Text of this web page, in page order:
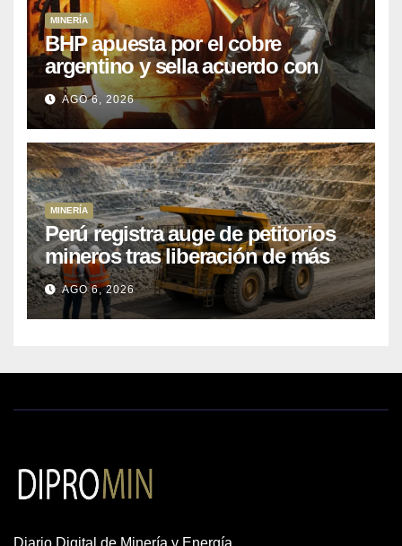
MINERÍA
BHP apuesta por el cobre
argentino y sella acuerdo con
Kobrea para siete proyecto
AGO 6, 2026
MINERÍA
Perú registra auge de petitorios
mineros tras liberación de más
de mil concesiones para explorar
cobre y oro
AGO 6, 2026